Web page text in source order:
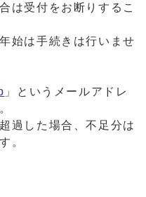
は受付をお断りするこ
始は手続きは行いませ
」というメールアドレ
過した場合、不足分は
。